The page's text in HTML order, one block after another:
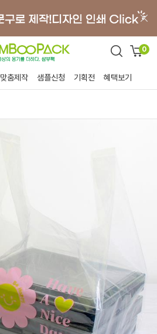
0
맞춤제작 샘플신청 기획전 혜택보기